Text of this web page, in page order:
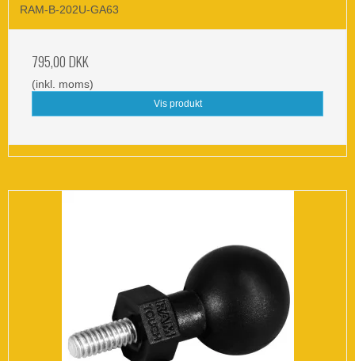
RAM-B-202U-GA63
795,00 DKK
(inkl. moms)
Vis produkt